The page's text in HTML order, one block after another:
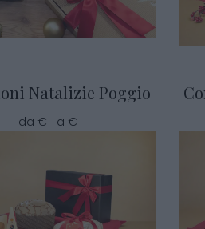
Natalizie Poggio
da € a €